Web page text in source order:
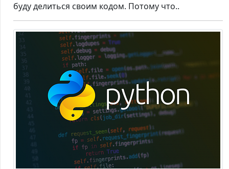
буду делиться своим кодом. Потому что..